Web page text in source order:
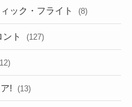
ック・フライト (8)
ト (127)
! (13)